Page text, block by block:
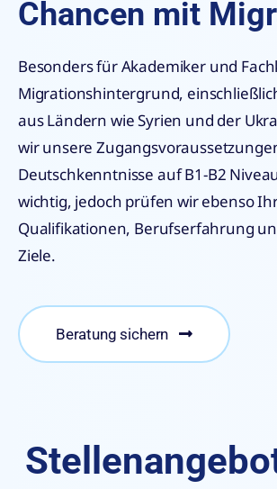
Chancen mit
Besonders für Akademiker und
Migrationshintergrund,
aus Ländern wie Syrien und der
wir unsere
Deutschkenntnisse auf B1-B2
wichtig, jedoch prüfen wir ebenso
Qualifikationen, Berufserfahrung
Ziele.
Beratung sichern